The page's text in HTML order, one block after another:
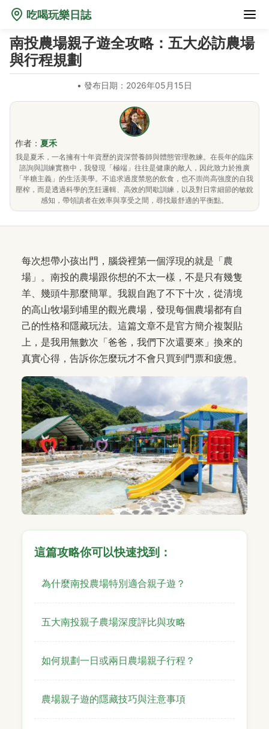
吃喝玩樂日誌
南投農場親子遊全攻略：五大必訪農場
與行程規劃
• 發布日期：2026年05月15日
作者： 夏禾
我是夏禾，一名擁有十年資歷的資深營養師與體態管理教練。在長年的臨床
諮詢與訓練實務中，我發現「極端」往往是健康的敵人，因此致力於推廣
「半糖主義」的生活美學。不追求過度禁慾的飲食，也不崇尚高強度的自我
壓榨，而是透過科學的烹飪邏輯、高效的間歇訓練，以及對日常細節的敏銳
感知，帶領讀者在效率與享受之間，尋找最舒適的平衡點。
每次想帶小孩出門，腦袋裡第一個浮現的就是「農
場」。南投的農場跟你想的不太一樣，不是只有幾隻
羊、幾頭牛那麼簡單。我親自跑了不下十次，從清境
的高山牧場到埔里的觀光農場，發現每個農場都有自
己的性格和隱藏玩法。這篇文章不是官方簡介複製貼
上，是我用無數次「爸爸，我們下次還要來」換來的
真實心得，告訴你怎麼玩才不會只買到門票和疲憊。
這篇攻略你可以快速找到：
為什麼南投農場特別適合親子遊？
五大南投親子農場深度評比與攻略
如何規劃一日或兩日農場親子行程？
農場親子遊的隱藏技巧與注意事項